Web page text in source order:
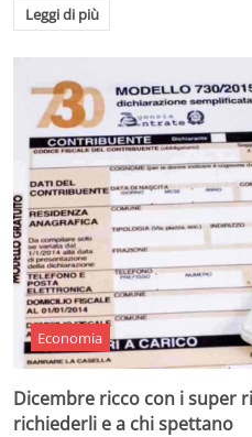
Leggi di più
Economia
Dicembre ricco con i super
richiederli e a chi spettano